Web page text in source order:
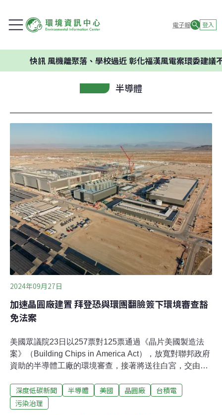
電子報 登入
風機離聚落、學校過近 彰化福漢風電案環委建議不應開發
半導體
2024年09月27日
加速晶圓廠建置 拜登恐與環團翻臉簽下環境審查豁
免法案
美國眾議院23日以257票對125票通過《晶片美國製造法
案》（Building Chips in America Act），放寬對聯邦政府
資助的半導體工廠的環境審查，接著將送往白宮，交由總
力反對，但白宮官員週二（24日）透露，總統拜登（Joe
Biden）將簽署同意。美國於2022年通過《晶片法案》
深度低碳新聞 半導體 美國 晶圓廠
台積電
污染治理